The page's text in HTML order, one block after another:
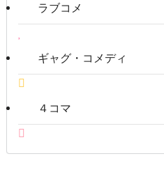
ラブコメ
ギャグ・コメディ
４コマ